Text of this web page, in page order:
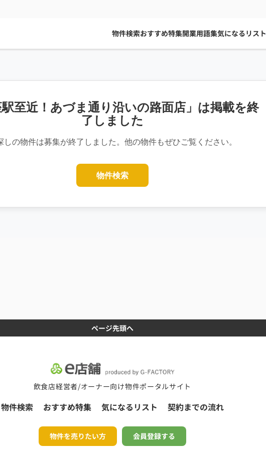
物件検索おすすめ特集開業用語集気になるリスト
至近！あづま通り沿いの路面店」は掲載を終
了しました
しの物件は募集が終了しました。他の物件もぜひご覧ください。
物件検索
ページ先頭へ
飲食店経営者/オーナー向け物件ポータルサイト
物件検索 おすすめ特集 気になるリスト 契約までの流れ
物件を売りたい方 会員登録する